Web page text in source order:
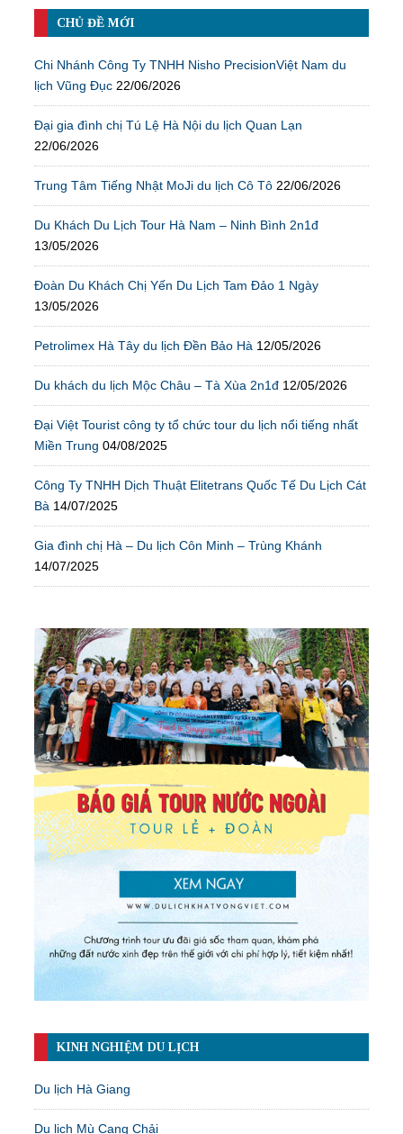
CHỦ ĐỀ MỚI
Chi Nhánh Công Ty TNHH Nisho PrecisionViệt Nam du
lịch Vũng Đục 22/06/2026
Đại gia đình chị Tú Lệ Hà Nội du lịch Quan Lạn
22/06/2026
Trung Tâm Tiếng Nhật MoJi du lịch Cô Tô 22/06/2026
Du Khách Du Lịch Tour Hà Nam – Ninh Bình 2n1đ
13/05/2026
Đoàn Du Khách Chị Yến Du Lịch Tam Đảo 1 Ngày
13/05/2026
Petrolimex Hà Tây du lịch Đền Bảo Hà 12/05/2026
Du khách du lịch Mộc Châu – Tà Xùa 2n1đ 12/05/2026
Đại Việt Tourist công ty tổ chức tour du lịch nổi tiếng nhất
Miền Trung 04/08/2025
Công Ty TNHH Dịch Thuật Elitetrans Quốc Tế Du Lịch Cát
Bà 14/07/2025
Gia đình chị Hà – Du lịch Côn Minh – Trùng Khánh
14/07/2025
KINH NGHIỆM DU LỊCH
Du lịch Hà Giang
Du lịch Mù Cang Chải